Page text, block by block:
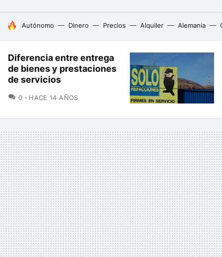
HOY SE HABLA DE
Autónomo Dinero Precios Alquiler Alemania
Diferencia entre entrega
de bienes y prestaciones
de servicios
0 COMENTARIOS
HACE 14 AÑOS